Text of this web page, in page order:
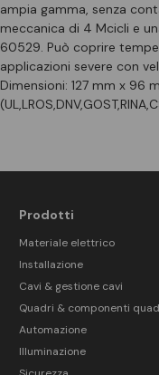
ampia gamma, senza
meccanica di 4 Mcicli e
60529. Può coprire
applicazioni severe con
Dimensioni: 127 mm x 96
Prodotti
Materiale elettrico
Installazione
Cavi & gestione cavi
Quadri & componenti
Automazione
Illuminazione